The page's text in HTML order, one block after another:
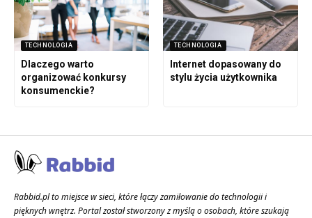
TECHNOLOGIA
Dlaczego warto
organizować konkursy
konsumenckie?
TECHNOLOGIA
Internet dopasowany do
stylu życia użytkownika
Rabbid.pl to miejsce w sieci, które łączy zamiłowanie do technologii i
pięknych wnętrz. Portal został stworzony z myślą o osobach, które szukają